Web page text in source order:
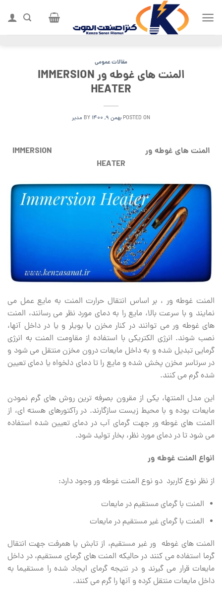
مقالات عمومی
المنت های غوطه ور IMMERSION
HEATER
POSTED ON بهمن ۹, ۱۴۰۰ مدیر
المنت های غوطه ور IMMERSION
HEATER
المنت غوطه ور ، بر اساس انتقال حرارت المنت به مایع عمل می
نمایند و با سرعت بالا، مایع را به دمای مورد نظر می ‏رسانند، المنت
های غوطه ‏ور می توانند در کنار مخزن یا بویلر و یا در داخل آنها،
نصب شوند. انرژی الکتریکی با استفاده از مقاومت المنت به انرژی
گرمایی تبدیل شده و به داخل مایعات درون مخزن منتقل می‏ شود و
در سرتاسر مخزن پخش شده و مایع را تا دمای دلخواه یا دمای تعیین
شده گرم می ‏کنند.
این مدل المنتها، یکی از مقرون بصرفه ترین روش های گرم نمودن
مایعات بوده و با محیط زیست سازگارند. در رآکتورهای هسته ای، از
المنت‏ های غوطه ور جهت گرمای آب در دمای تعیین شده استفاده
می ‏شود تا در دمای مورد نظر، بخار تولید شود.
انواع المنت غوطه ور
از نظر نوع کاربرد دو نوع المنت غوطه ور وجود دارد:
المنت با گرمای مستقیم در مایعات
المنت با گرمای غیر مستقیم در مایعات
المنت های غوطه ور غیر مستقیم، از تابش یا همرفت جهت انتقال
گرما استفاده می‏ کنند در حالیکه المنت های گرمای مستقیم، در داخل
مایعات قرار می ‏گیرند و در نتیجه گرمای ایجاد شده را مستقیما به
داخل مایعات منتقل کرده و آنها را گرم می ‏کنند.